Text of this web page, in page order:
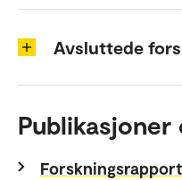
Avsluttede